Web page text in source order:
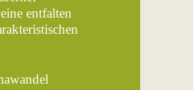
entfalten